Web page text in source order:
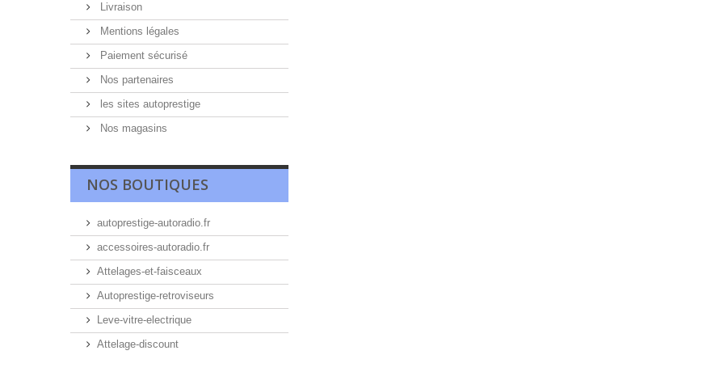
Livraison
Mentions légales
Paiement sécurisé
Nos partenaires
les sites autoprestige
Nos magasins
NOS BOUTIQUES
autoprestige-autoradio.fr
accessoires-autoradio.fr
Attelages-et-faisceaux
Autoprestige-retroviseurs
Leve-vitre-electrique
Attelage-discount